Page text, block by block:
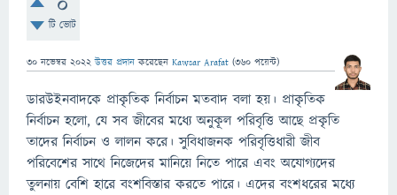
টি ভোট
30 নভেম্বর 2022 উত্তর প্রদান করেছেন Kawsar Arafat (360 পয়েন্ট)
ডারউইনবাদকে প্রাকৃতিক নির্বাচন মতবাদ বলা হয়। প্রাকৃতিক
নির্বাচন হলো, যে সব জীবের মধ্যে অনুকূল পরিবৃত্তি আছে প্রকৃতি
তাদের নির্বাচন ও লালন করে। সুবিধাজনক পরিবৃত্তিধারী জীব
পরিবেশের সাথে নিজেদের মানিয়ে নিতে পারে এবং অযোগ্যদের
তুলনায় বেশি হারে বংশবিস্তার করতে পারে। এদের বংশধরের মধ্যে